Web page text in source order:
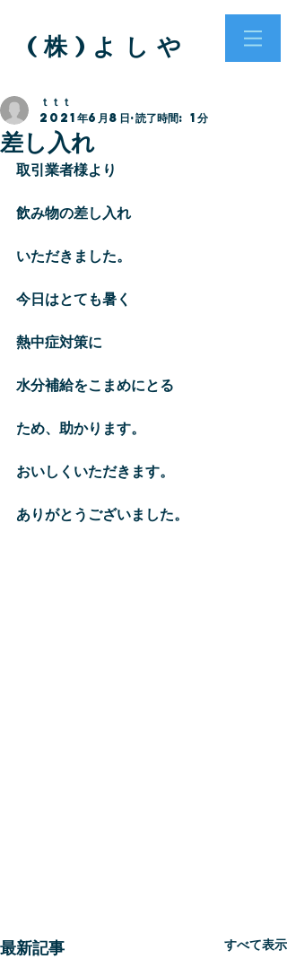
( 株 ) よ し や
差し入れ
ｔｔｔ
2021年6月8日 読了時間: 1分
取引業者様より
飲み物の差し入れ
いただきました。
今日はとても暑く
熱中症対策に
水分補給をこまめにとる
ため、助かります。
おいしくいただきます。
ありがとうございました。
最新記事 すべて表示